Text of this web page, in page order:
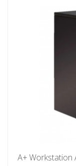
A+ Workstation